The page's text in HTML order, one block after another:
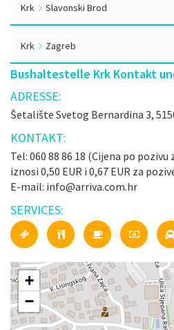
Krk Slavonski Brod
Krk Zagreb
Bushaltestelle Krk Kontakt
ADRESSE:
Šetalište Svetog Bernardina 3,
KONTAKT:
Tel: 060 88 86 18 (Cijena po
iznosi 0,50 EUR i 0,67 EUR za
E-mail: info@arriva.com.hr
SERVICES:
+
−